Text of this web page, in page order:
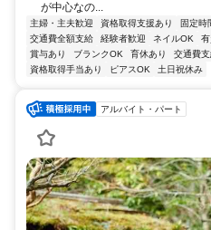
が中心なの...
主婦・主夫歓迎 資格取得支援あり 固定時
交通費全額支給
経験者歓迎 ネイルOK
賞与あり
ブランクOK 育休あり 交通費
資格取得手当あり
ピアスOK 土日祝休み
アルバイト・パート